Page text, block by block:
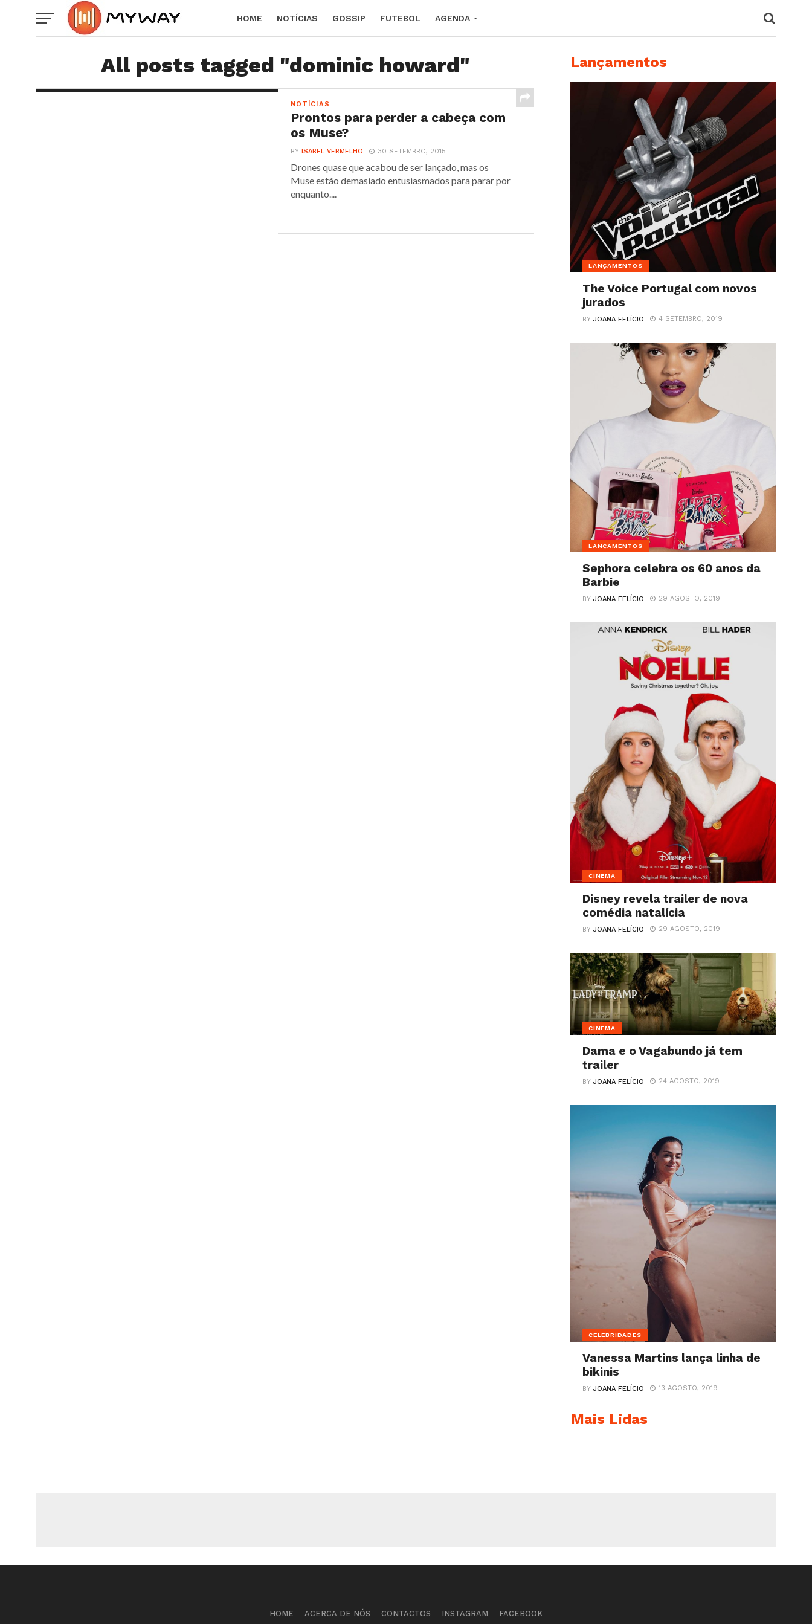
HOME NOTÍCIAS GOSSIP FUTEBOL AGENDA
All posts tagged "dominic howard"
NOTÍCIAS
Prontos para perder a cabeça com
os Muse?
BYISABEL VERMELHO 30 SETEMBRO, 2015
Drones quase que acabou de ser lançado, mas os
Muse estão demasiado entusiasmados para parar por
enquanto....
Lançamentos
LANÇAMENTOS
The Voice Portugal com novos
jurados
BYJOANA FELÍCIO 4 SETEMBRO, 2019
LANÇAMENTOS
Sephora celebra os 60 anos da
Barbie
BYJOANA FELÍCIO 29 AGOSTO, 2019
CINEMA
Disney revela trailer de nova
comédia natalícia
BYJOANA FELÍCIO 29 AGOSTO, 2019
CINEMA
Dama e o Vagabundo já tem
trailer
BYJOANA FELÍCIO 24 AGOSTO, 2019
CELEBRIDADES
Vanessa Martins lança linha de
bikinis
BYJOANA FELÍCIO 13 AGOSTO, 2019
Mais Lidas
HOME ACERCA DE NÓS CONTACTOS INSTAGRAM FACEBOOK